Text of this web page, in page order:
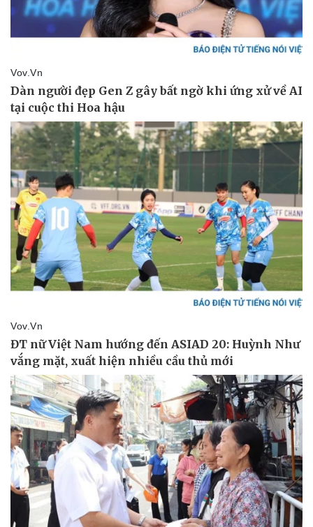
Pháp luật
Vụ án
Tin nóng
Tư vấn luật
Quân sự - Quốc phòng
Vũ khí
Việt Nam
Phân tích